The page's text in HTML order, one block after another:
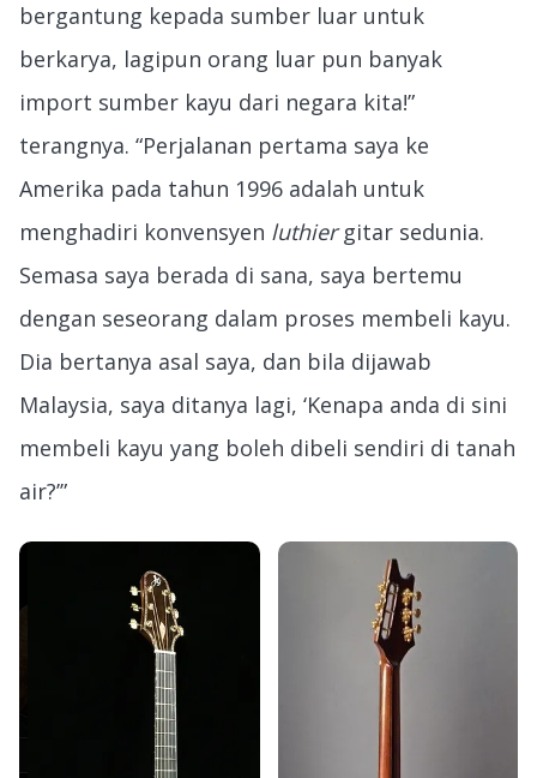
bergantung kepada sumber luar untuk
berkarya, lagipun orang luar pun banyak
import sumber kayu dari negara kita!”
terangnya. “Perjalanan pertama saya ke
Amerika pada tahun 1996 adalah untuk
menghadiri konvensyen luthiergitar sedunia.
Semasa saya berada di sana, saya bertemu
dengan seseorang dalam proses membeli kayu.
Dia bertanya asal saya, dan bila dijawab
Malaysia, saya ditanya lagi, ‘Kenapa anda di sini
membeli kayu yang boleh dibeli sendiri di tanah
air?’”